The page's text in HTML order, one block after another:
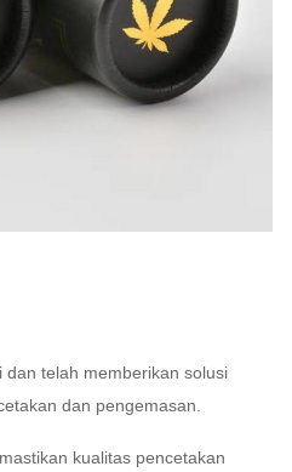
dan telah memberikan solusi
dan pengemasan.
kualitas pencetakan